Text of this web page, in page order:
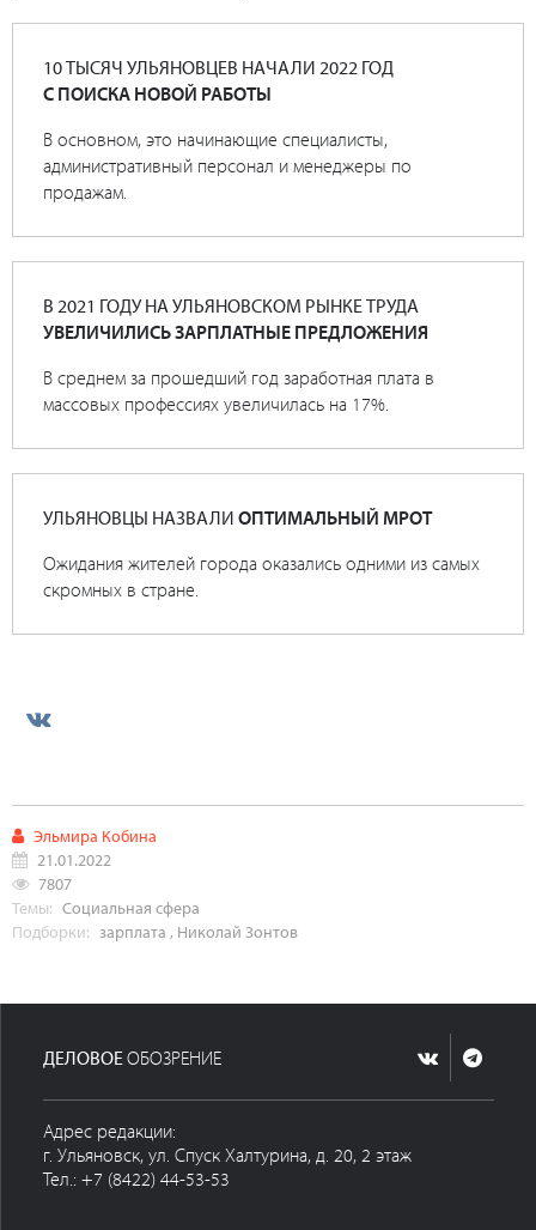
10 ТЫСЯЧ УЛЬЯНОВЦЕВ НАЧАЛИ 2022 ГОД
С ПОИСКА НОВОЙ РАБОТЫ
В основном, это начинающие специалисты,
административный персонал и менеджеры по
продажам.
В 2021 ГОДУ НА УЛЬЯНОВСКОМ РЫНКЕ ТРУДА
УВЕЛИЧИЛИСЬ ЗАРПЛАТНЫЕ ПРЕДЛОЖЕНИЯ
В среднем за прошедший год заработная плата в
массовых профессиях увеличилась на 17%.
УЛЬЯНОВЦЫ НАЗВАЛИ ОПТИМАЛЬНЫЙ МРОТ
Ожидания жителей города оказались одними из самых
скромных в стране.
Эльмира Кобина
21.01.2022
7807
Темы: Социальная сфера
Подборки: зарплата , Николай Зонтов
ДЕЛОВОЕОБОЗРЕНИЕ
Адрес редакции:
г. Ульяновск, ул. Спуск Халтурина, д. 20, 2 этаж
Тел.: +7 (8422) 44-53-53